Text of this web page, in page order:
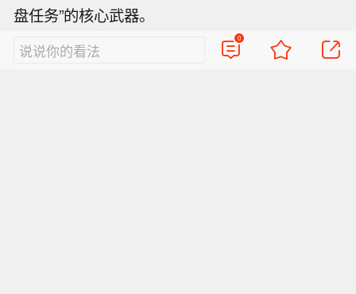
盘任务”的核心武器。
长视频需要感谢这一次的“主角时刻”，也感谢这一
说说你的看法
0